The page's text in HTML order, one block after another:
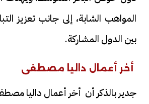
المواهب الشابة، إلى جانب تعزيز
بين الدول المشاركة.
أخر أعمال داليا مصطفى
جدير بالذكر أن أخر أعمال داليا